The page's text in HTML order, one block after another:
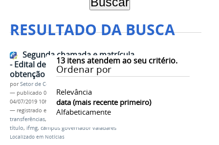
RESULTADO DA BUSCA
13itens atendem ao seu critério.
Ordenar por
Relevância
data (mais recente primeiro)
Alfabeticamente
Segunda chamada e matrícula
- Edital de transferências e
obtenção de novo título
porSetor de Comunicação
— publicado 04/07/2019—última modificação
04/07/2019 10h12
— registrado em:
segunda chamada,edital
transferências,
título, ifmg, campus governador valadares
Localizado em Notícias